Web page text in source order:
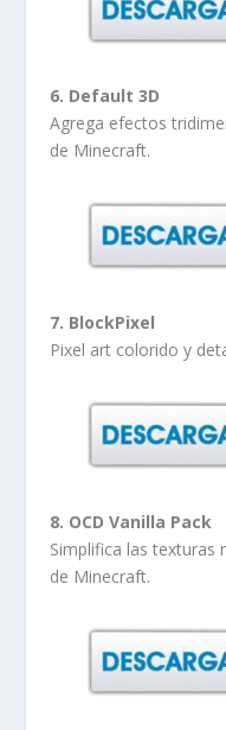
6. Default 3D
Agrega efectos
de Minecraft.
7. BlockPixel
Pixel art colorido y
8. OCD Vanilla Pack
Simplifica las texturas
de Minecraft.